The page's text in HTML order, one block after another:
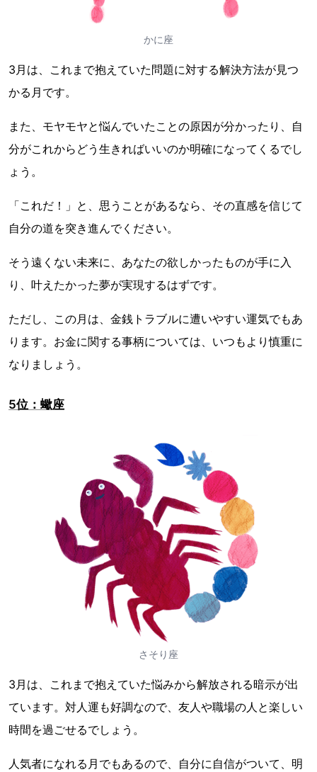
かに座
3月は、これまで抱えていた問題に対する解決方法が見つ
かる月です。
また、モヤモヤと悩んでいたことの原因が分かったり、自
分がこれからどう生きればいいのか明確になってくるでし
ょう。
「これだ！」と、思うことがあるなら、その直感を信じて
自分の道を突き進んでください。
そう遠くない未来に、あなたの欲しかったものが手に入
り、叶えたかった夢が実現するはずです。
ただし、この月は、金銭トラブルに遭いやすい運気でもあ
ります。お金に関する事柄については、いつもより慎重に
なりましょう。
5位：蠍座
さそり座
3月は、これまで抱えていた悩みから解放される暗示が出
ています。対人運も好調なので、友人や職場の人と楽しい
時間を過ごせるでしょう。
人気者になれる月でもあるので、自分に自信がついて、明